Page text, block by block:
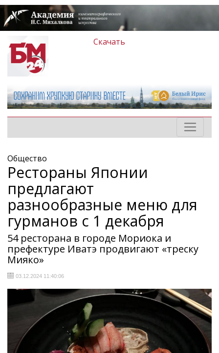
Скачать
Общество
Рестораны Японии
предлагают
разнообразные меню для
гурманов с 1 декабря
54 ресторана в городе Мориока и
префектуре Иватэ продвигают «треску
Мияко»
03.12.2024 11:40:06